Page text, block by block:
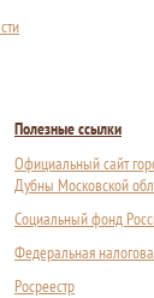
Полезные ссылки
Официальный сайт
Дубны Московской
Социальный фонд
Федеральная
Росреестр